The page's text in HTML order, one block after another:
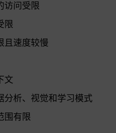
访问受限
限
且速度较慢
文
分析、视觉和学习模式
围有限